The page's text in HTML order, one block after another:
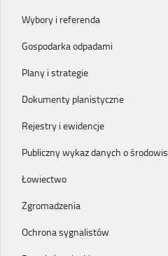
Wybory i referenda
Gospodarka odpadami
Plany i strategie
Dokumenty planistyczne
Rejestry i ewidencje
Publiczny wykaz danych o
Łowiectwo
Zgromadzenia
Ochrona sygnalistów